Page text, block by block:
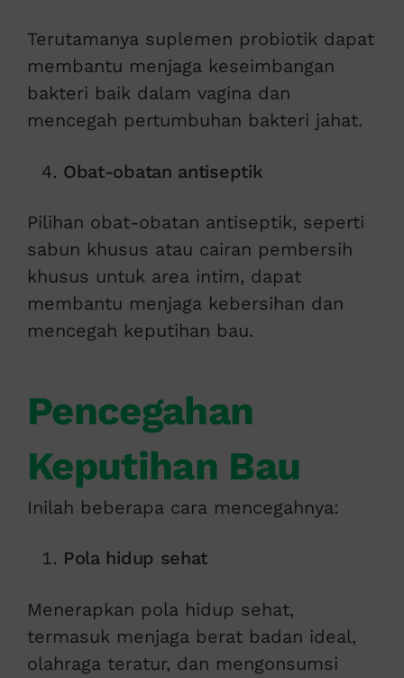
Terutamanya suplemen probiotik dapat
membantu menjaga keseimbangan
bakteri baik dalam vagina dan
mencegah pertumbuhan bakteri jahat.
Obat-obatan antiseptik
Pilihan obat-obatan antiseptik, seperti
sabun khusus atau cairan pembersih
khusus untuk area intim, dapat
membantu menjaga kebersihan dan
mencegah keputihan bau.
Pencegahan
Keputihan Bau
Inilah beberapa cara mencegahnya:
Pola hidup sehat
Menerapkan pola hidup sehat,
termasuk menjaga berat badan ideal,
olahraga teratur, dan mengonsumsi